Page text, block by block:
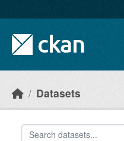
Datasets